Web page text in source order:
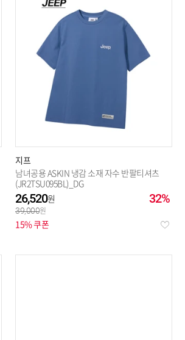
지프
남녀공용 ASKIN 냉감 소재 자수 반팔티셔츠
(JR2TSU095BL)_DG
32%
26,520
39,000
15% 쿠폰